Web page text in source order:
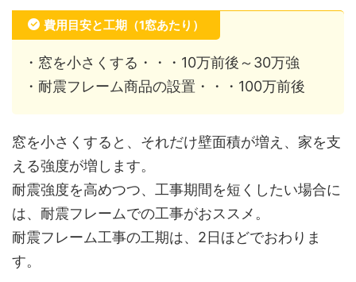
費用目安と工期（1窓あたり）
・窓を小さくする・・・10万前後～30万強
・耐震フレーム商品の設置・・・100万前後
窓を小さくすると、それだけ壁面積が増え、家を支
える強度が増します。
耐震強度を高めつつ、工事期間を短くしたい場合に
は、耐震フレームでの工事がおススメ。
耐震フレーム工事の工期は、2日ほどでおわりま
す。